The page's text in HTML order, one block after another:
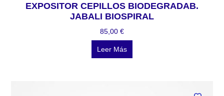
EXPOSITOR CEPILLOS BIODEGRADAB.
JABALI BIOSPIRAL
85,00 €
Leer Más